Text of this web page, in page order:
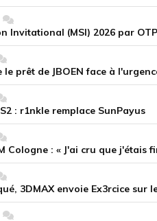
commentaires
Invitational (MSI) 2026 par OTP
prêt de JBOEN face à
: r1nkle remplace SunPayus
Cologne : « J'ai cru que j'étais
3DMAX envoie Ex3rcice sur
commentaires